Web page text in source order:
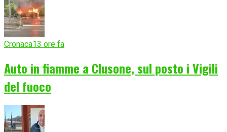
Cronaca13 ore fa
Auto in fiamme a Clusone, sul posto i Vigili
del fuoco